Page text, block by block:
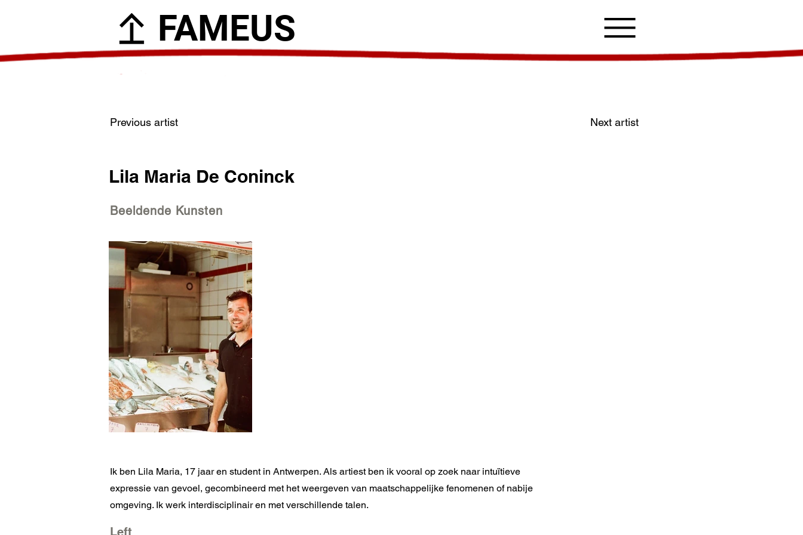
FAMEUS
Previous artist Next artist
Lila Maria De Coninck
Beeldende Kunsten
Ik ben Lila Maria, 17 jaar en student in Antwerpen. Als artiest ben ik vooral op zoek naar intuïtieve
expressie van gevoel, gecombineerd met het weergeven van maatschappelijke fenomenen of nabije
omgeving. Ik werk interdisciplinair en met verschillende talen.
Left